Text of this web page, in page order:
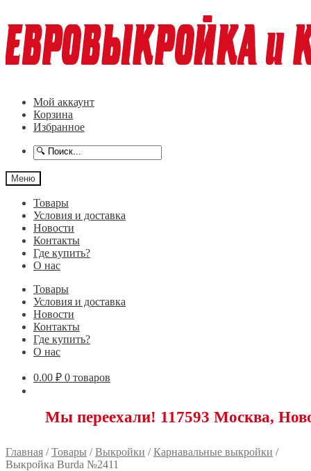
к
навигации
к
содержимому
Мой аккаунт
Корзина
Избранное
Меню
Товары
Условия и доставка
Новости
Контакты
Где купить?
О нас
Товары
Условия и доставка
Новости
Контакты
Где купить?
О нас
0.00 ₽ 0 товаров
переехали! 117593 Москва,
Главная /Товары /Выкройки /Карнавальные выкройки /
Выкройка Burda №2411